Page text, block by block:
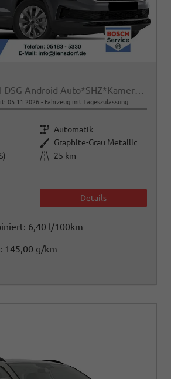
Selection 1.5 TSI DSG Android Auto*SHZ*Kamera*PDC v/h*Klimaauto*SUNSET*LED
05.11.2026 Fahrzeug mit Tageszulassung
Getriebe Automatik
Außenfarbe Graphite-Grau Metallic
Kilometerstand
25 km
Details
6,40 l/100km
145,00 g/km